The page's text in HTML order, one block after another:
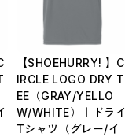
【SHOEHURRY! 】C
IRCLE LOGO DRY T
EE（GRAY/YELLO
W/WHITE）｜ドライ
Tシャツ（グレー/イ